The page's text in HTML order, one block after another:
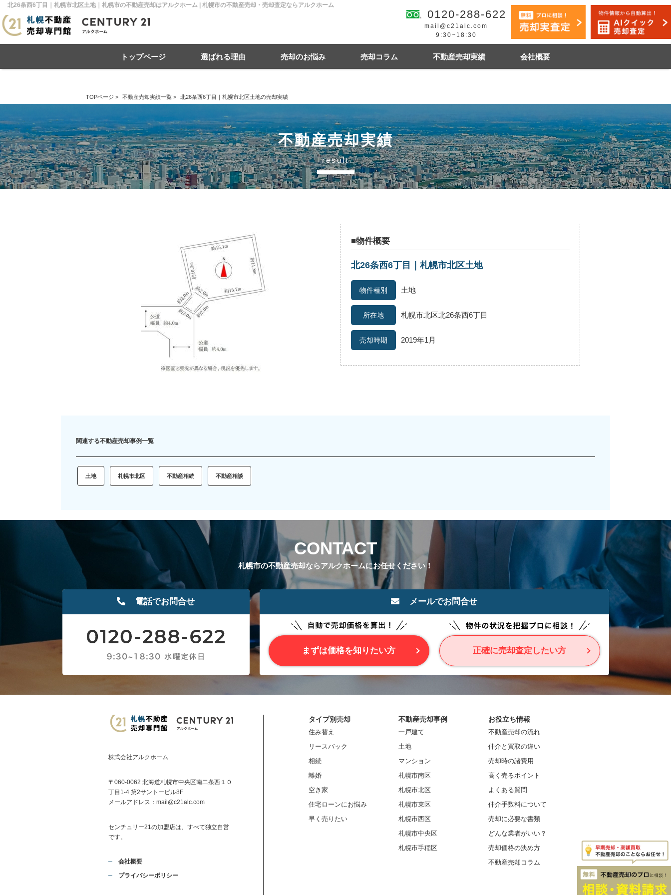
北26条西6丁目｜札幌市北区土地｜札幌市の不動産売却はアルクホーム | 札幌市の不動産売却・売却査定ならアルクホーム
0120-288-622
mail@c21alc.com
9:30~18:30
トップページ 選ばれる理由 売却のお悩み
相続 空き家 住宅ローンにお悩み
売却コラム
売買の費用・税金 豆知識情報
不動産売却実績
札幌市南区 札幌市北区 札幌市東区 札幌市西区 札幌市中央区 札幌市手稲区 札幌市白石区
相続
会社概要
TOPページ > 不動産売却実績一覧 > 北26条西6丁目｜札幌市北区土地の売却実績
不動産売却実績
result
■物件概要
北26条西6丁目｜札幌市北区土地
土地
札幌市北区北26条西6丁目
2019年1月
関連する不動産売却事例一覧
土地 札幌市北区 不動産相続 不動産相談
CONTACT
札幌市の不動産売却ならアルクホームにお任せください！
電話でお問合せ メールでお問合せ
まずは価格を知りたい方 正確に売却査定したい方
株式会社アルクホーム
〒060-0062 北海道札幌市中央区南二条西１０
丁目1-4 第2サントービル8F
メールアドレス： mail@c21alc.com
センチュリー21の加盟店は、すべて独立自営
です。
会社概要
プライバシーポリシー
タイプ別売却
住み替え
リースバック
相続
離婚
空き家
住宅ローンにお悩み
早く売りたい
不動産売却事例
一戸建て
土地
マンション
札幌市南区
札幌市北区
札幌市東区
札幌市西区
札幌市中央区
札幌市手稲区
お役立ち情報
不動産売却の流れ
仲介と買取の違い
売却時の諸費用
高く売るポイント
よくある質問
仲介手数料について
売却に必要な書類
どんな業者がいい？
売却価格の決め方
不動産売却コラム